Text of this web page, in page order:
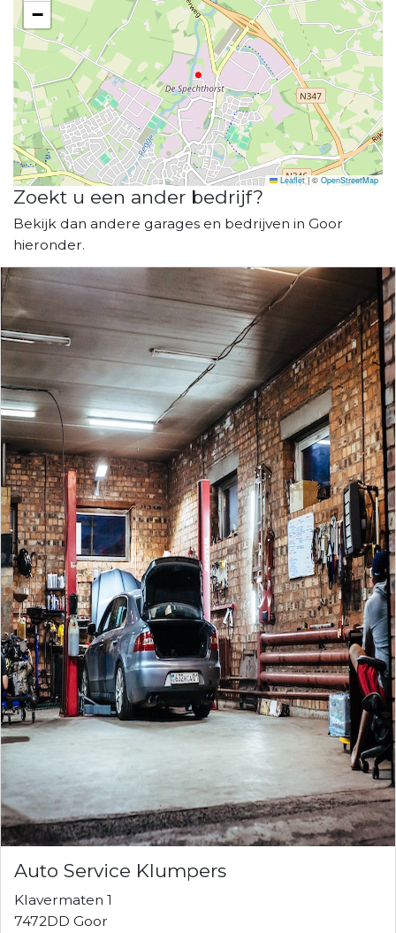
−
Leaflet | © OpenStreetMap
Zoekt u een ander bedrijf?
Bekijk dan andere garages en bedrijven in Goor
hieronder.
Auto Service Klumpers
Klavermaten 1
7472DD Goor